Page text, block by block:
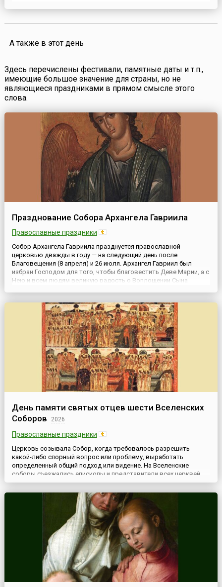
популярного в стране коктейля, приготовленного на
А также в этот день
Здесь перечислены фестивали, памятные даты и т.п.,
имеющие большое значение для страны, но не
являющиеся праздниками в прямом смысле этого
слова.
Празднование Собора Архангела Гавриила
Православные праздники
Собор Архангела Гавриила празднуется православной
церковью дважды в году — на следующий день после
Благовещения (8 апреля) и 26 июля. Архангел Гавриил был
избран Господом для того, чтобы благовестить Деве Марии, а с
Нею и всем людям великую радость о Воплощении Сына
Его посланника Архан...
День памяти святых отцев шести Вселенских
Соборов
2026
Православные праздники
Церковь созывала Собор, когда требовалось разрешить
какой-либо спорный вопрос или проблему, выработать
определенный общий подход или видение. На Вселенские
соборы съезжались епископы и представители всех церквей.
Постановления, принятые на Соборе записывались в Книгу
Канонов (Правил) и впоследствии принимались церковью в
качестве учения.Предшественником Вселенских соборов стал